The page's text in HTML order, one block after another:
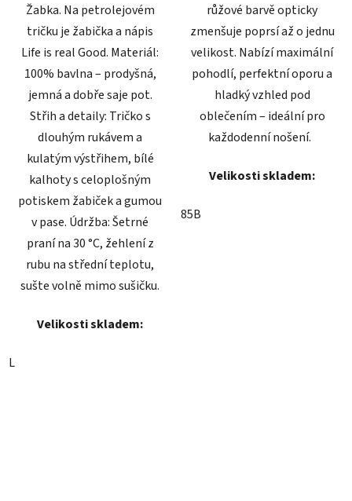
Žabka. Na petrolejovém
tričku je žabička a nápis
Life is real Good. Materiál:
100% bavlna – prodyšná,
jemná a dobře saje pot.
Střih a detaily: Tričko s
dlouhým rukávem a
kulatým výstřihem, bílé
kalhoty s celoplošným
potiskem žabiček a gumou
v pase. Údržba: Šetrné
praní na 30 °C, žehlení z
rubu na střední teplotu,
sušte volně mimo sušičku.
Velikosti skladem:
L
růžové barvě opticky
zmenšuje poprsí až o jednu
velikost. Nabízí maximální
pohodlí, perfektní oporu a
hladký vzhled pod
oblečením – ideální pro
každodenní nošení.
Velikosti skladem:
85B